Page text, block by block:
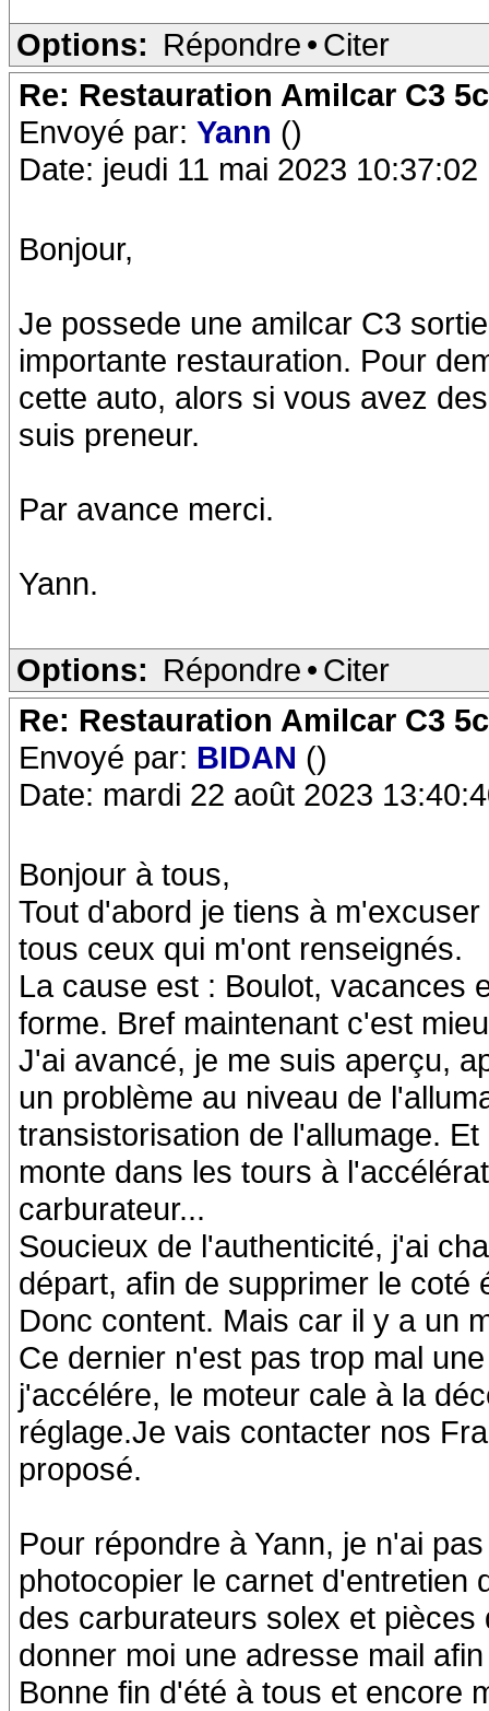
Options: Répondre • Citer
Re: Restauration Amilcar C3
Envoyé par: Yann ()
Date: jeudi 11 mai 2023 10:37:02
Bonjour,
Je possede une amilcar C3
importante restauration. Pour
cette auto, alors si vous avez
suis preneur.
Par avance merci.
Yann.
Options: Répondre • Citer
Re: Restauration Amilcar C3
Envoyé par: BIDAN ()
Date: mardi 22 août 2023
Bonjour à tous,
Tout d'abord je tiens à
tous ceux qui m'ont renseignés.
La cause est : Boulot, vacances
forme. Bref maintenant c'est
J'ai avancé, je me suis aperçu,
un problème au niveau de
transistorisation de l'allumage.
monte dans les tours à
carburateur...
Soucieux de l'authenticité, j'ai
départ, afin de supprimer le coté
Donc content. Mais car il y a un
Ce dernier n'est pas trop mal
j'accélére, le moteur cale à la
réglage.Je vais contacter nos
proposé.
Pour répondre à Yann, je n'ai
photocopier le carnet d'entretien
des carburateurs solex et
donner moi une adresse mail
Bonne fin d'été à tous et encore